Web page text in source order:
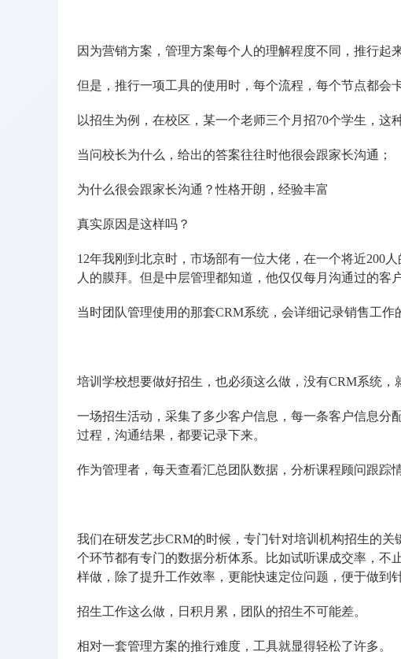
因为营销方案，管理方案每个人的理解程度不同，推行起
但是，推行一项工具的使用时，每个流程，每个节点都会
以招生为例，在校区，某一个老师三个月招70个学生，这
当问校长为什么，给出的答案往往时他很会跟家长沟通；
为什么很会跟家长沟通？性格开朗，经验丰富
真实原因是这样吗？
12年我刚到北京时，市场部有一位大佬，在一个将近200
人的膜拜。但是中层管理都知道，他仅仅每月沟通过的客
当时团队管理使用的那套CRM系统，会详细记录销售工作
培训学校想要做好招生，也必须这么做，没有CRM系统，
一场招生活动，采集了多少客户信息，每一条客户信息分
过程，沟通结果，都要记录下来。
作为管理者，每天查看汇总团队数据，分析课程顾问跟踪
我们在研发艺步CRM的时候，专门针对培训机构招生的
个环节都有专门的数据分析体系。比如试听课成交率，
样做，除了提升工作效率，更能快速定位问题，便于做到
招生工作这么做，日积月累，团队的招生不可能差。
相对一套管理方案的推行难度，工具就显得轻松了许多。